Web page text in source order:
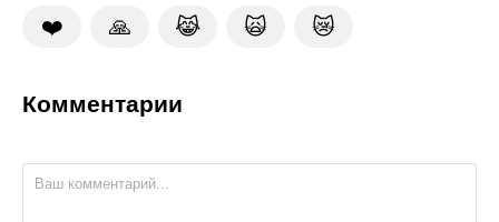
❤️ 🙏 😹 🙀 😿
Комментарии